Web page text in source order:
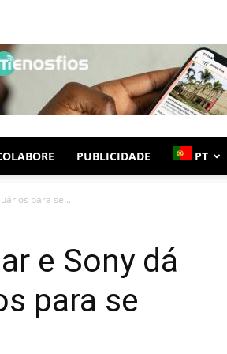
PUBLICIDADE PT
para se...
e Sony dá
para se